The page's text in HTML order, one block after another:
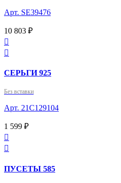
Арт. SE39476
10 803 ₽


СЕРЬГИ 925
Без вставки
Арт. 21С129104
1 599 ₽


ПУСЕТЫ 585